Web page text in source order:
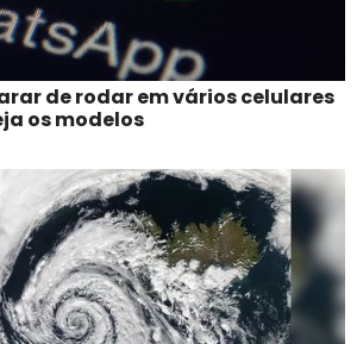
de rodar em vários celulares
os modelos